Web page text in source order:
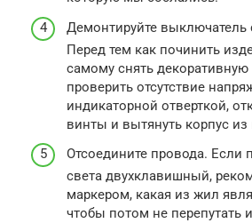
Демонтируйте выключатель
Перед тем как починить
самому снять
проверить отсутствие
индикаторной отверткой,
винты и вытянуть корпус из
Отсоедините провода. Если
света двухклавишный,
маркером, какая из жил
чтобы потом не перепутать